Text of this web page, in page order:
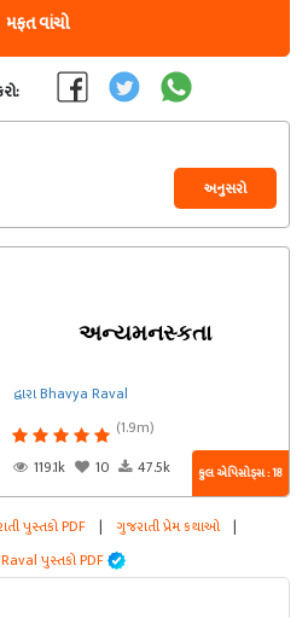
મફત વાંચો
અનુસરો
અન્યમનસ્કતા
દ્વારા Bhavya Raval
(1.9m)
119.1k
10 47.5k કુલ એપિસોડ્સ : 18
પુસ્તકો PDF | ગુજરાતી પ્રેમ કથાઓ |
પુસ્તકો PDF